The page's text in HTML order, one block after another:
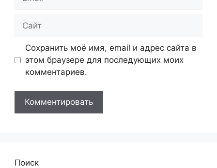
Сайт
Сохранить моё имя, email и адрес сайта в
этом браузере для последующих моих
комментариев.
Поиск